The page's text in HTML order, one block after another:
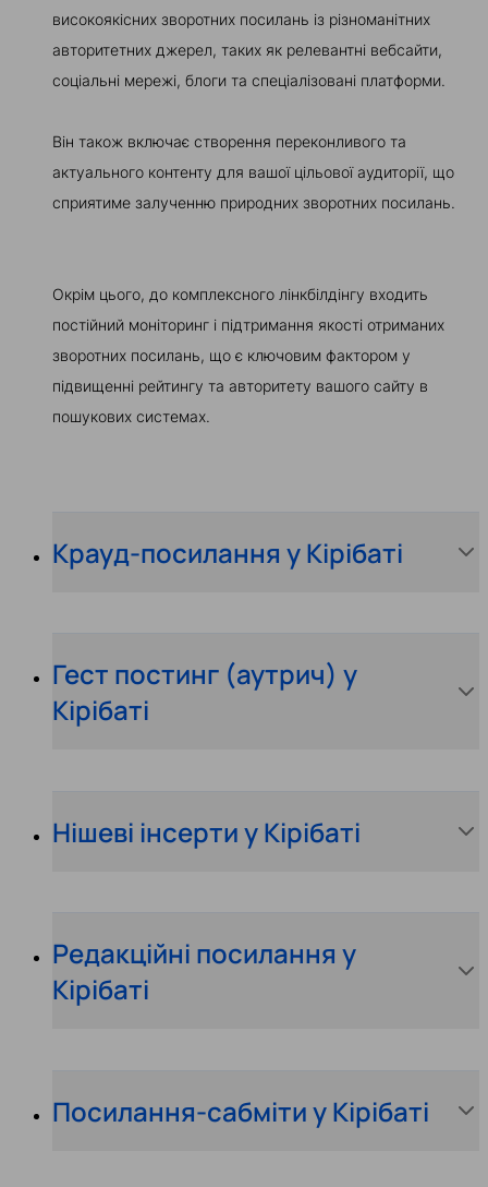
високоякісних зворотних посилань із різноманітних
авторитетних джерел, таких як релевантні вебсайти,
соціальні мережі, блоги та спеціалізовані платформи.
Він також включає створення переконливого та
актуального контенту для вашої цільової аудиторії, що
сприятиме залученню природних зворотних посилань.
Окрім цього, до комплексного лінкбілдінгу входить
постійний моніторинг і підтримання якості отриманих
зворотних посилань, що є ключовим фактором у
підвищенні рейтингу та авторитету вашого сайту в
пошукових системах.
Крауд-посилання у Кірібаті
Гест постинг (аутрич) у
Кірібаті
Нішеві інсерти у Кірібаті
Редакційні посилання у
Кірібаті
Посилання-сабміти у Кірібаті